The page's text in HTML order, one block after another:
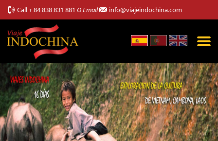
Call+ 84 838 831 881 O Email info@viajeindochina.com